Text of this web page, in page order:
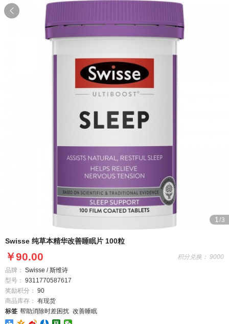

1 /3
Swisse 纯草本精华改善睡眠片 100粒
￥90.00
积分兑换： 9000
品牌： Swisse / 斯维诗
型号： 9311770587617
奖励积分： 90
商品库存： 有现货
标签 帮助消除时差困扰 改善睡眠